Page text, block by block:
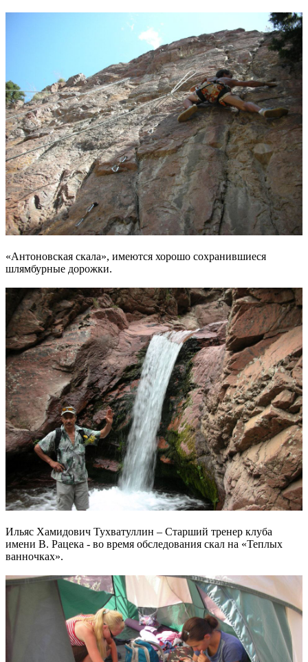
«Антоновская скала», имеются хорошо сохранившиеся
шлямбурные дорожки.
Ильяс Хамидович Тухватуллин – Старший тренер клуба
имени В. Рацека - во время обследования скал на «Теплых
ванночках».